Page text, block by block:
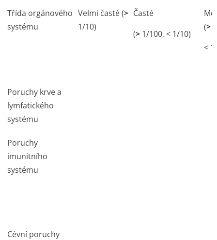
Třída orgánového
systému
Velmi časté (>
1/10)
Časté
(> 1/100, < 1/10)
(>
<
Poruchy krve a
lymfatického
systému
Poruchy
imunitního
systému
Cévní poruchy